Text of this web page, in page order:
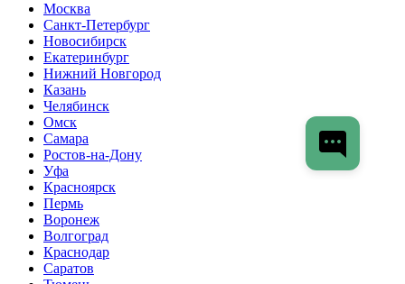
Москва
Санкт-Петербург
Новосибирск
Екатеринбург
Нижний Новгород
Казань
Челябинск
Омск
Самара
Ростов-на-Дону
Уфа
Красноярск
Пермь
Воронеж
Волгоград
Краснодар
Саратов